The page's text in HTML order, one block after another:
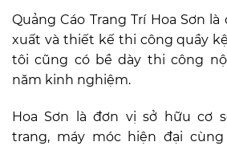
Quảng Cáo Trang Trí Hoa Sơn
xuất và thiết kế thi công quầy
tôi cũng có bề dày thi công
năm kinh nghiệm.
Hoa Sơn là đơn vị sở hữu cơ
trang, máy móc hiện đại